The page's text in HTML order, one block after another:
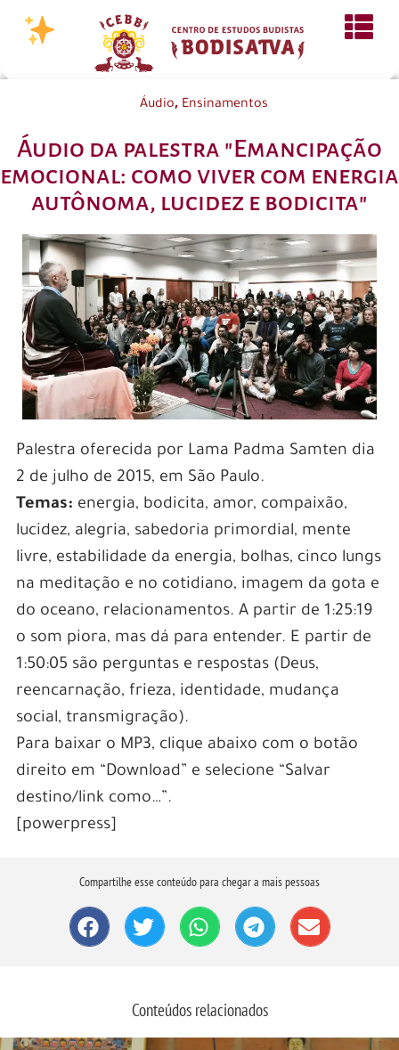
Áudio, Ensinamentos
Áudio da palestra "Emancipação
emocional: como viver com energia
autônoma, lucidez e bodicita"
Palestra oferecida por Lama Padma Samten dia
2 de julho de 2015, em São Paulo.
Temas: energia, bodicita, amor, compaixão,
lucidez, alegria, sabedoria primordial, mente
livre, estabilidade da energia, bolhas, cinco lungs
na meditação e no cotidiano, imagem da gota e
do oceano, relacionamentos. A partir de 1:25:19
o som piora, mas dá para entender. E partir de
1:50:05 são perguntas e respostas (Deus,
reencarnação, frieza, identidade, mudança
social, transmigração).
Para baixar o MP3, clique abaixo com o botão
direito em “Download” e selecione “Salvar
destino/link como…”.
[powerpress]
Compartilhe esse conteúdo para chegar a mais pessoas
Conteúdos relacionados